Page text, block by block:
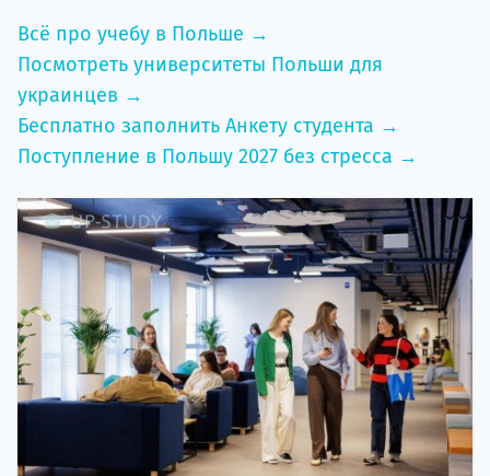
Всё про учебу в Польше →
Посмотреть университеты Польши для
украинцев →
Бесплатно заполнить Анкету студента →
Поступление в Польшу 2027 без стресса →